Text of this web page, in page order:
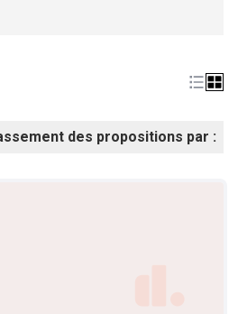
des propositions par :